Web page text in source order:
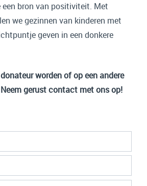
bron van positiviteit. Met
we gezinnen van kinderen met
geven in een donkere
worden of op een andere
gerust contact met ons op!